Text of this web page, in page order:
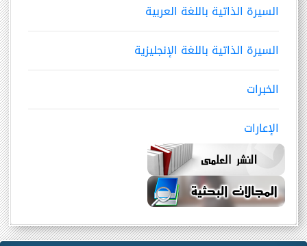
السيرة الذاتية باللغة العربية
السيرة الذاتية باللغة الإنجليزية
الخبرات
الإعارات